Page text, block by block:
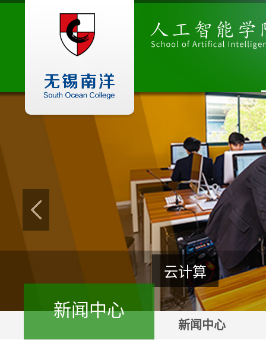
云计算
新闻中心
新闻中心